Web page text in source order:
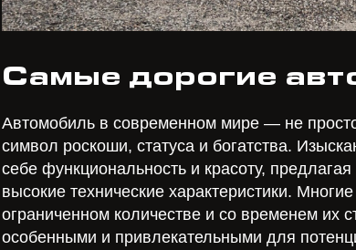
Самые дорогие
Автомобиль в современном мире — не
символ роскоши, статуса и богатства.
себе функциональность и красоту,
высокие технические характеристики.
ограниченном количестве и со временем их
особенными и привлекательными для